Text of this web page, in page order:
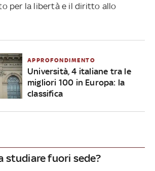
per la libertà e il diritto allo
APPROFONDIMENTO
Università, 4 italiane tra le
migliori 100 in Europa: la
classifica
studiare fuori sede?